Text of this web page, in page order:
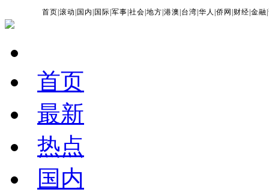
首页 |滚动 国内 国际 |军事 |社会 |地方 |港澳 台湾 |华人 |侨网 财经 |金融 |
首页
最新
热点
国内